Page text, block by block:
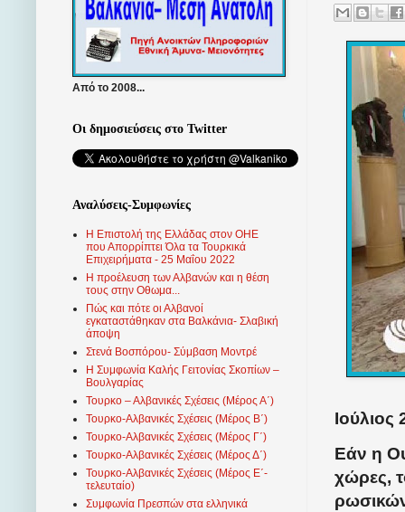
Εάν η
χώρες,
Από το 2008...
Οι δημοσιεύσεις στο Twitter
Αναλύσεις-Συμφωνίες
Η Επιστολή της Ελλάδας στον ΟΗΕ
που Απορρίπτει Όλα τα Τουρκικά
Επιχειρήματα - 25 Μαΐου 2022
Η προέλευση των Αλβανών και η θέση
τους στην Οθωμα...
Πώς και πότε οι Αλβανοί
εγκαταστάθηκαν στα Βαλκάνια- Σλαβική
άποψη
Στενά Βοσπόρου- Σύμβαση Μοντρέ
Η Συμφωνία Καλής Γειτονίας Σκοπίων –
Βουλγαρίας
Τουρκο – Αλβανικές Σχέσεις (Mέρος Α΄)
Τουρκο-Αλβανικές Σχέσεις (Μέρος Β΄)
Τουρκο-Αλβανικές Σχέσεις (Μέρος Γ΄)
Τουρκο-Αλβανικές Σχέσεις (Μέρος Δ΄)
Τουρκο-Αλβανικές Σχέσεις (Μέρος Ε΄-
τελευταίο)
Συμφωνία Πρεσπών στα ελληνικά